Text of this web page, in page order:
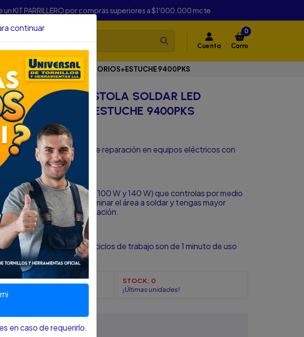
KIT PARRILLERO por compras superiores a $1'000.000 mcte
Cuenta
0
Carro
SOLDAR LED 120V+ACEESORIOS+ESTUCHE 9400PKS
WELLER T/PISTOLA SOLDAR LED
9400PKS
trabajos profesionales de reparación en equipos eléctricos con
cautín tipo pistola.
2 niveles de potencia (100 W y 140 W) que controlas por medio
Tiene luz LED para iluminar el área a soldar y tengas mayor
al momento de la reparación.
para uso intermitente, sus ciclos de trabajo son de 1 minuto de uso
minutos de descanso.
70847070 STOCK: 0
¡Últimas unidades!
continuar
en caso de requerirlo.